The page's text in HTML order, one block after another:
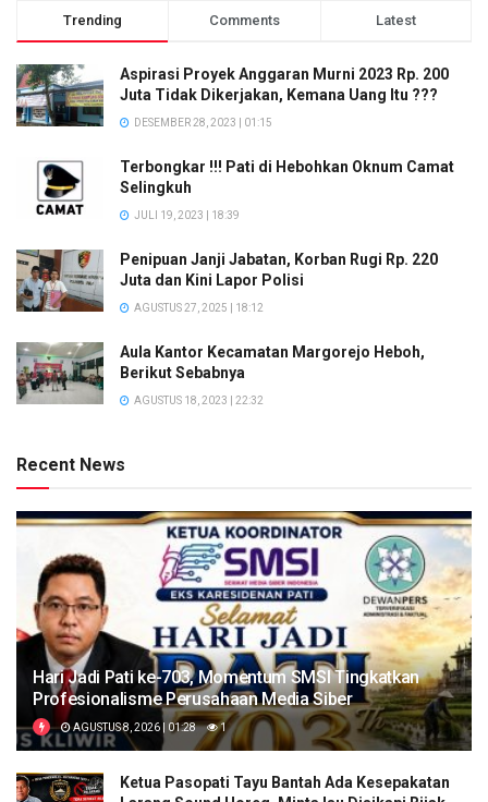
Trending Comments Latest
Aspirasi Proyek Anggaran Murni 2023 Rp. 200
Juta Tidak Dikerjakan, Kemana Uang Itu ???
DESEMBER 28, 2023 | 01:15
Terbongkar !!! Pati di Hebohkan Oknum Camat
Selingkuh
JULI 19, 2023 | 18:39
Penipuan Janji Jabatan, Korban Rugi Rp. 220
Juta dan Kini Lapor Polisi
AGUSTUS 27, 2025 | 18:12
Aula Kantor Kecamatan Margorejo Heboh,
Berikut Sebabnya
AGUSTUS 18, 2023 | 22:32
Recent News
Hari Jadi Pati ke-703, Momentum SMSI Tingkatkan
Profesionalisme Perusahaan Media Siber
AGUSTUS 8, 2026 | 01:28 1
Ketua Pasopati Tayu Bantah Ada Kesepakatan